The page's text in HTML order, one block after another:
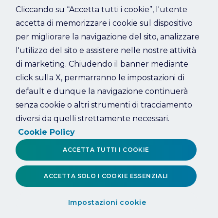
Refresh
Cliccando su “Accetta tutti i cookie”, l'utente
accetta di memorizzare i cookie sul dispositivo
per migliorare la navigazione del sito, analizzare
l'utilizzo del sito e assistere nelle nostre attività
di marketing. Chiudendo il banner mediante
click sulla X, permarranno le impostazioni di
default e dunque la navigazione continuerà
senza cookie o altri strumenti di tracciamento
diversi da quelli strettamente necessari.
Cookie Policy
Impostazioni cookie
ACCETTA SOLO I COOKIE ESSENZIALI
ACCETTA TUTTI I COOKIE